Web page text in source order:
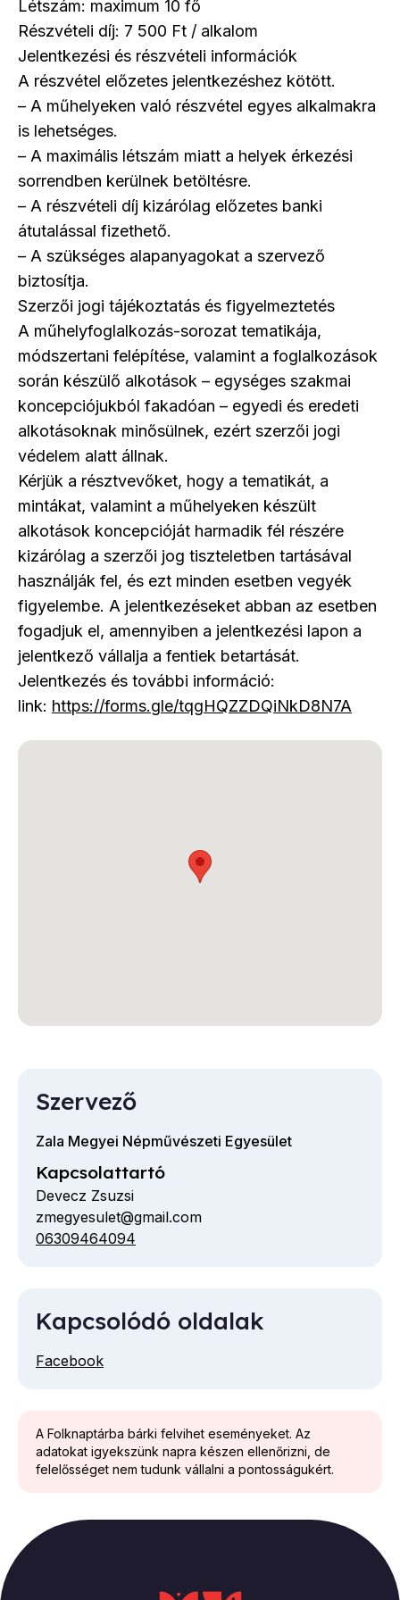
Létszám: maximum 10 fő
Részvételi díj: 7 500 Ft / alkalom
Jelentkezési és részvételi információk
A részvétel előzetes jelentkezéshez kötött.
– A műhelyeken való részvétel egyes alkalmakra
is lehetséges.
– A maximális létszám miatt a helyek érkezési
sorrendben kerülnek betöltésre.
– A részvételi díj kizárólag előzetes banki
átutalással fizethető.
– A szükséges alapanyagokat a szervező
biztosítja.
Szerzői jogi tájékoztatás és figyelmeztetés
A műhelyfoglalkozás-sorozat tematikája,
módszertani felépítése, valamint a foglalkozások
során készülő alkotások – egységes szakmai
koncepciójukból fakadóan – egyedi és eredeti
alkotásoknak minősülnek, ezért szerzői jogi
védelem alatt állnak.
Kérjük a résztvevőket, hogy a tematikát, a
mintákat, valamint a műhelyeken készült
alkotások koncepcióját harmadik fél részére
kizárólag a szerzői jog tiszteletben tartásával
használják fel, és ezt minden esetben vegyék
figyelembe. A jelentkezéseket abban az esetben
fogadjuk el, amennyiben a jelentkezési lapon a
jelentkező vállalja a fentiek betartását.
Jelentkezés és további információ:
link: https://forms.gle/tqgHQZZDQiNkD8N7A
A Folknaptárba bárki felvihet eseményeket. Az
adatokat igyekszünk napra készen ellenőrizni, de
felelősséget nem tudunk vállalni a pontosságukért.
Szervező
Zala Megyei Népművészeti Egyesület
Kapcsolattartó
Devecz Zsuzsi
E-
mail
zmegyesulet@gmail.com
Telefon
06309464094
Kapcsolódó oldalak
Facebook